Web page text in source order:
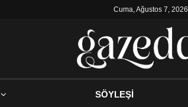
Cuma, Ağustos 7, 2026
SÖYLEŞİ